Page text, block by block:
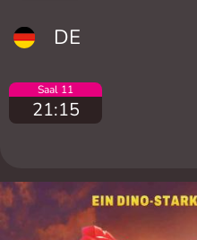
DE
Saal 11
21:15